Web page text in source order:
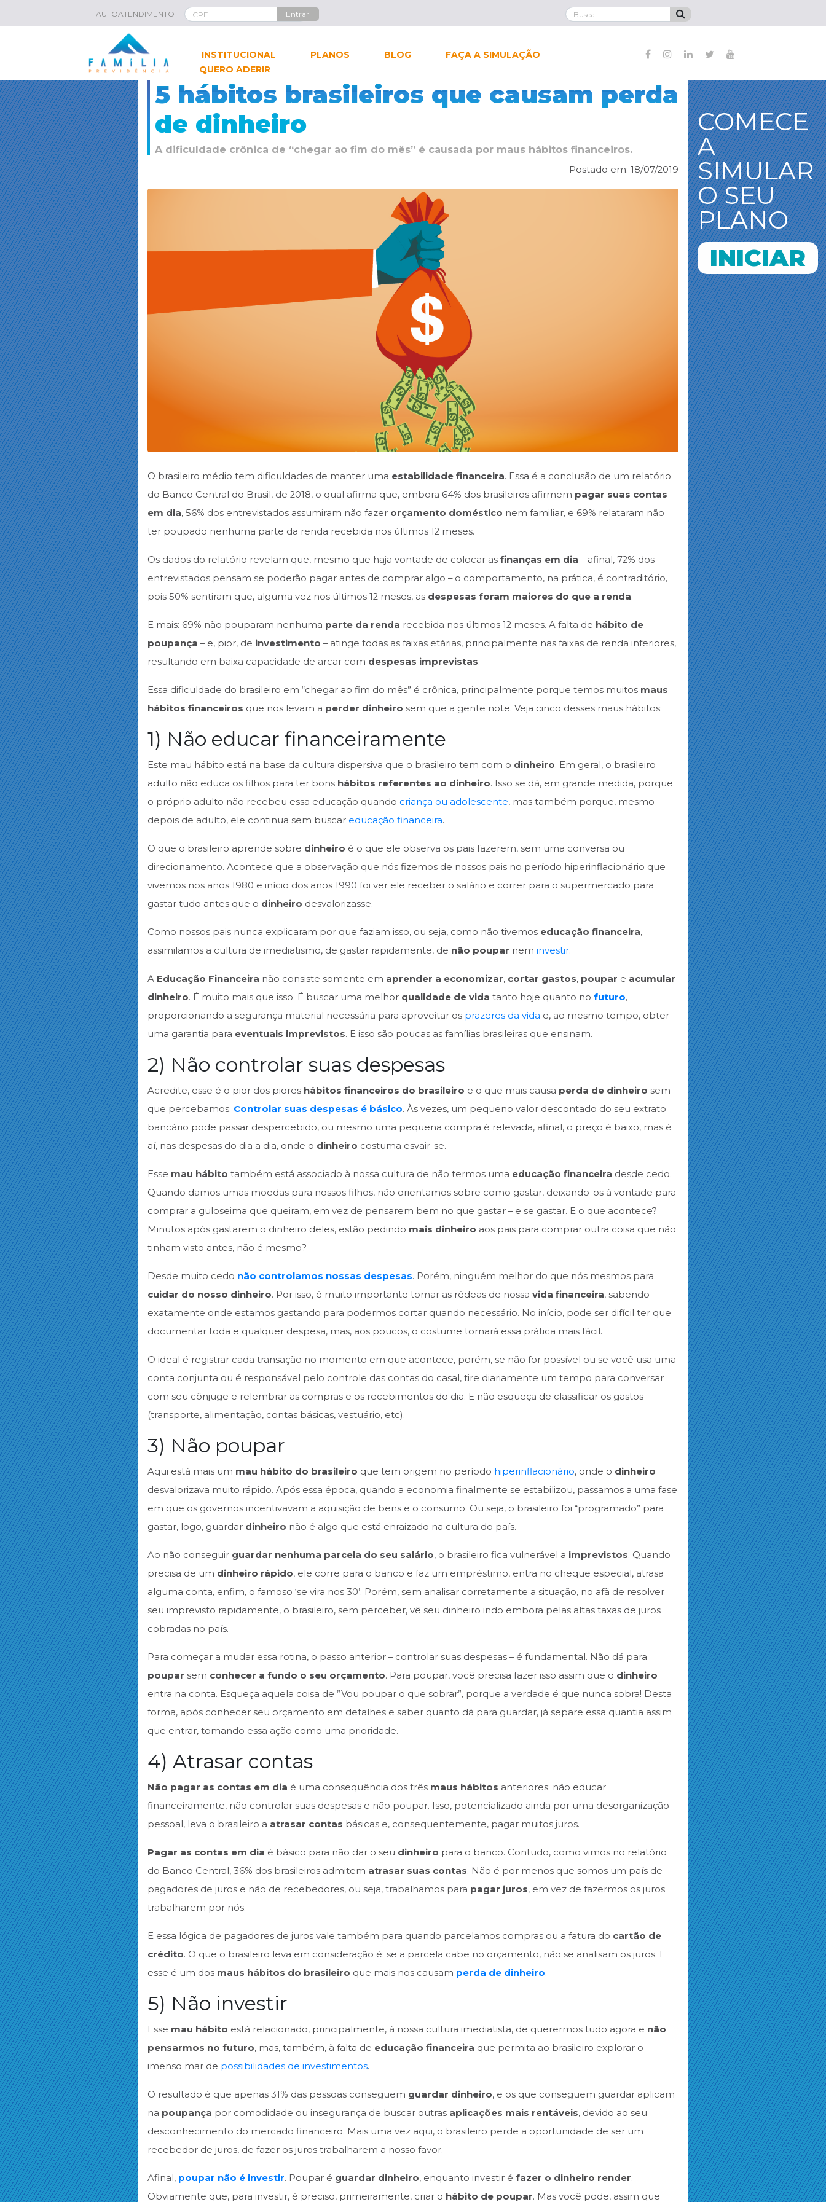
AUTOATENDIMENTO
INSTITUCIONAL PLANOS BLOG
FAÇA A SIMULAÇÃO
QUERO ADERIR
5 hábitos brasileiros que causam perda
de dinheiro
A dificuldade crônica de “chegar ao fim do mês” é causada por maus hábitos financeiros.
Postado em: 18/07/2019
O brasileiro médio tem dificuldades de manter uma estabilidade financeira. Essa é a conclusão de um relatório
do Banco Central do Brasil, de 2018, o qual afirma que, embora 64% dos brasileiros afirmem pagar suas contas
em dia, 56% dos entrevistados assumiram não fazer orçamento doméstico nem familiar, e 69% relataram não
ter poupado nenhuma parte da renda recebida nos últimos 12 meses.
Os dados do relatório revelam que, mesmo que haja vontade de colocar as finanças em dia – afinal, 72% dos
entrevistados pensam se poderão pagar antes de comprar algo – o comportamento, na prática, é contraditório,
pois 50% sentiram que, alguma vez nos últimos 12 meses, as despesas foram maiores do que a renda.
E mais: 69% não pouparam nenhuma parte da renda recebida nos últimos 12 meses. A falta de hábito de
poupança – e, pior, de investimento – atinge todas as faixas etárias, principalmente nas faixas de renda inferiores,
resultando em baixa capacidade de arcar com despesas imprevistas.
Essa dificuldade do brasileiro em “chegar ao fim do mês” é crônica, principalmente porque temos muitos maus
hábitos financeiros que nos levam a perder dinheiro sem que a gente note. Veja cinco desses maus hábitos:
1) Não educar financeiramente
Este mau hábito está na base da cultura dispersiva que o brasileiro tem com o dinheiro. Em geral, o brasileiro
adulto não educa os filhos para ter bons hábitos referentes ao dinheiro. Isso se dá, em grande medida, porque
o próprio adulto não recebeu essa educação quando criança ou adolescente, mas também porque, mesmo
depois de adulto, ele continua sem buscar educação financeira.
O que o brasileiro aprende sobre dinheiro é o que ele observa os pais fazerem, sem uma conversa ou
direcionamento. Acontece que a observação que nós fizemos de nossos pais no período hiperinflacionário que
vivemos nos anos 1980 e início dos anos 1990 foi ver ele receber o salário e correr para o supermercado para
gastar tudo antes que o dinheiro desvalorizasse.
Como nossos pais nunca explicaram por que faziam isso, ou seja, como não tivemos educação financeira,
assimilamos a cultura de imediatismo, de gastar rapidamente, de não poupar nem investir.
A Educação Financeira não consiste somente em aprender a economizar, cortar gastos, poupar e acumular
dinheiro. É muito mais que isso. É buscar uma melhor qualidade de vida tanto hoje quanto no futuro,
proporcionando a segurança material necessária para aproveitar os prazeres da vida e, ao mesmo tempo, obter
uma garantia para eventuais imprevistos. E isso são poucas as famílias brasileiras que ensinam.
2) Não controlar suas despesas
Acredite, esse é o pior dos piores hábitos financeiros do brasileiro e o que mais causa perda de dinheiro sem
que percebamos. Controlar suas despesas é básico. Às vezes, um pequeno valor descontado do seu extrato
bancário pode passar despercebido, ou mesmo uma pequena compra é relevada, afinal, o preço é baixo, mas é
aí, nas despesas do dia a dia, onde o dinheiro costuma esvair-se.
Esse mau hábito também está associado à nossa cultura de não termos uma educação financeira desde cedo.
Quando damos umas moedas para nossos filhos, não orientamos sobre como gastar, deixando-os à vontade para
comprar a guloseima que queiram, em vez de pensarem bem no que gastar – e se gastar. E o que acontece?
Minutos após gastarem o dinheiro deles, estão pedindo mais dinheiro aos pais para comprar outra coisa que não
tinham visto antes, não é mesmo?
Desde muito cedo não controlamos nossas despesas. Porém, ninguém melhor do que nós mesmos para
cuidar do nosso dinheiro. Por isso, é muito importante tomar as rédeas de nossa vida financeira, sabendo
exatamente onde estamos gastando para podermos cortar quando necessário. No início, pode ser difícil ter que
documentar toda e qualquer despesa, mas, aos poucos, o costume tornará essa prática mais fácil.
O ideal é registrar cada transação no momento em que acontece, porém, se não for possível ou se você usa uma
conta conjunta ou é responsável pelo controle das contas do casal, tire diariamente um tempo para conversar
com seu cônjuge e relembrar as compras e os recebimentos do dia. E não esqueça de classificar os gastos
(transporte, alimentação, contas básicas, vestuário, etc).
3) Não poupar
Aqui está mais um mau hábito do brasileiro que tem origem no período hiperinflacionário, onde o dinheiro
desvalorizava muito rápido. Após essa época, quando a economia finalmente se estabilizou, passamos a uma fase
em que os governos incentivavam a aquisição de bens e o consumo. Ou seja, o brasileiro foi “programado” para
gastar, logo, guardar dinheiro não é algo que está enraizado na cultura do país.
Ao não conseguir guardar nenhuma parcela do seu salário, o brasileiro fica vulnerável a imprevistos. Quando
precisa de um dinheiro rápido, ele corre para o banco e faz um empréstimo, entra no cheque especial, atrasa
alguma conta, enfim, o famoso ‘se vira nos 30’. Porém, sem analisar corretamente a situação, no afã de resolver
seu imprevisto rapidamente, o brasileiro, sem perceber, vê seu dinheiro indo embora pelas altas taxas de juros
cobradas no país.
Para começar a mudar essa rotina, o passo anterior – controlar suas despesas – é fundamental. Não dá para
poupar sem conhecer a fundo o seu orçamento. Para poupar, você precisa fazer isso assim que o dinheiro
entra na conta. Esqueça aquela coisa de ”Vou poupar o que sobrar”, porque a verdade é que nunca sobra! Desta
forma, após conhecer seu orçamento em detalhes e saber quanto dá para guardar, já separe essa quantia assim
que entrar, tomando essa ação como uma prioridade.
4) Atrasar contas
Não pagar as contas em dia é uma consequência dos três maus hábitos anteriores: não educar
financeiramente, não controlar suas despesas e não poupar. Isso, potencializado ainda por uma desorganização
pessoal, leva o brasileiro a atrasar contas básicas e, consequentemente, pagar muitos juros.
Pagar as contas em dia é básico para não dar o seu dinheiro para o banco. Contudo, como vimos no relatório
do Banco Central, 36% dos brasileiros admitem atrasar suas contas. Não é por menos que somos um país de
pagadores de juros e não de recebedores, ou seja, trabalhamos para pagar juros, em vez de fazermos os juros
trabalharem por nós.
E essa lógica de pagadores de juros vale também para quando parcelamos compras ou a fatura do cartão de
crédito. O que o brasileiro leva em consideração é: se a parcela cabe no orçamento, não se analisam os juros. E
esse é um dos maus hábitos do brasileiro que mais nos causam perda de dinheiro.
5) Não investir
Esse mau hábito está relacionado, principalmente, à nossa cultura imediatista, de querermos tudo agora e não
pensarmos no futuro, mas, também, à falta de educação financeira que permita ao brasileiro explorar o
imenso mar de possibilidades de investimentos.
O resultado é que apenas 31% das pessoas conseguem guardar dinheiro, e os que conseguem guardar aplicam
na poupança por comodidade ou insegurança de buscar outras aplicações mais rentáveis, devido ao seu
desconhecimento do mercado financeiro. Mais uma vez aqui, o brasileiro perde a oportunidade de ser um
recebedor de juros, de fazer os juros trabalharem a nosso favor.
Afinal, poupar não é investir. Poupar é guardar dinheiro, enquanto investir é fazer o dinheiro render.
Obviamente que, para investir, é preciso, primeiramente, criar o hábito de poupar. Mas você pode, assim que
COMECE
A
SIMULAR
O SEU
PLANO
INICIAR